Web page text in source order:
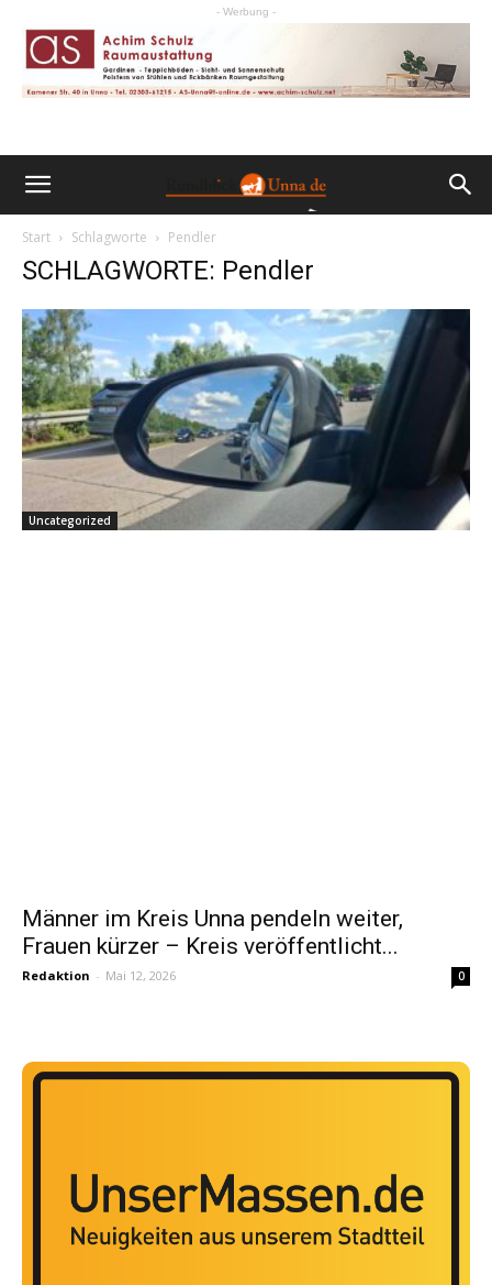
- Werbung -
Start Schlagworte Pendler
SCHLAGWORTE: Pendler
Uncategorized
Männer im Kreis Unna pendeln weiter,
Frauen kürzer – Kreis veröffentlicht...
Redaktion - Mai 12, 2026 0